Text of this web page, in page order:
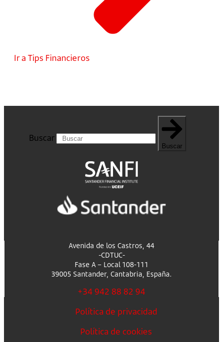
Ir a Tips Financieros
Buscar
Buscar
Avenida de los Castros, 44
-CDTUC-
Fase A – Local 108-111
39005 Santander, Cantabria, España.
+34 942 88 82 94
Política de privacidad
Política de cookies